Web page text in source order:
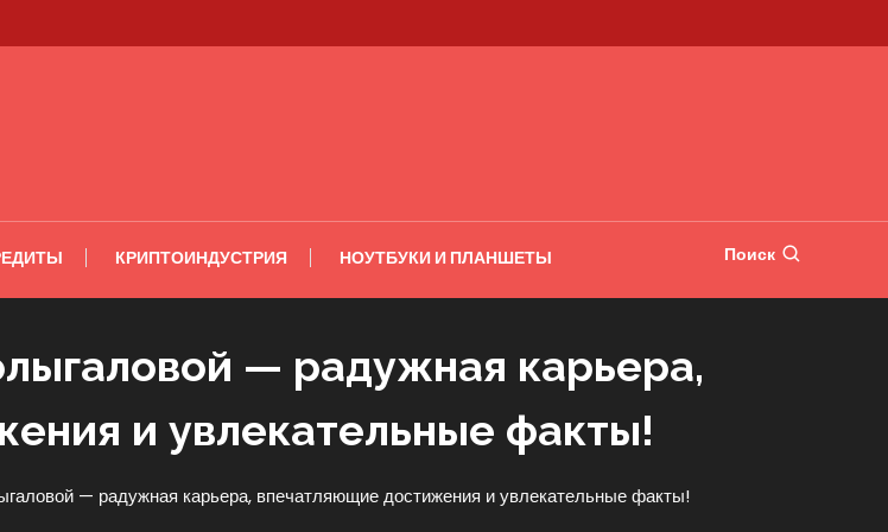
КРИПТОИНДУСТРИЯ НОУТБУКИ И ПЛАНШЕТЫ Поиск
— радужная карьера,
и увлекательные факты!
— радужная карьера, впечатляющие достижения и увлекательные факты!